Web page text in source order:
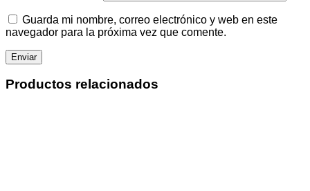
Guarda mi nombre, correo electrónico y web en este
navegador para la próxima vez que comente.
Productos relacionados